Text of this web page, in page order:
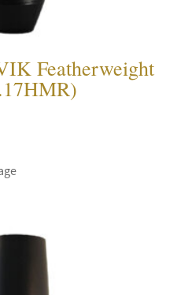
Featherweight